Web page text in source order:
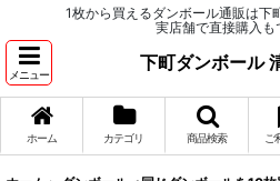
1枚から買えるダンボール通販は下
実店舗で直接購入も
メニュー
下町ダンボール
ホーム カテゴリ 商品検索 ご